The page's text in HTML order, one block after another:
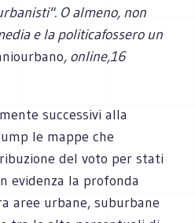
O almeno, non
e la politicafossero un
, online,16
successivi alla
le mappe che
del voto per stati
evidenza la profonda
aree urbane, suburbane